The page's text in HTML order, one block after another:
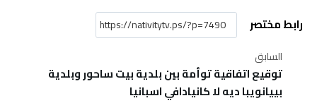
رابط مختصر
السابق
توقيع اتفاقية توأمة بين بلدية بيت ساحور وبلدية
بييانويبا ديه لا كانيادافي اسبانيا